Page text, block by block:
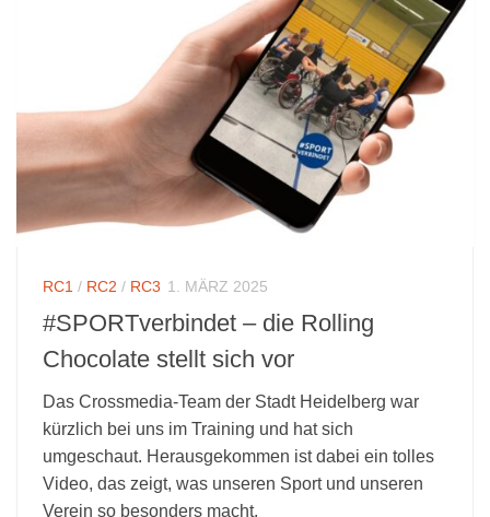
RC1 / RC2 / RC3 1. MÄRZ 2025
#SPORTverbindet – die Rolling
Chocolate stellt sich vor
Das Crossmedia-Team der Stadt Heidelberg war
kürzlich bei uns im Training und hat sich
umgeschaut. Herausgekommen ist dabei ein tolles
Video, das zeigt, was unseren Sport und unseren
Verein so besonders macht.